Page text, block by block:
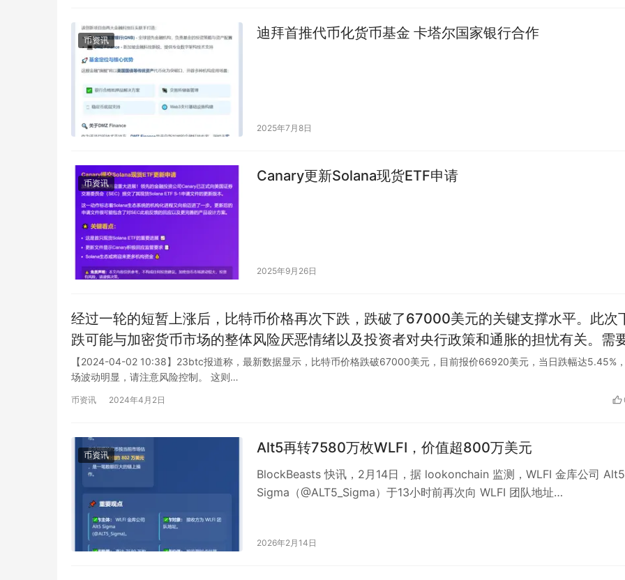
币资讯 迪拜首推代币化货币基金 卡塔尔国家银行合作
2025年7月8日
币资讯 Canary更新Solana现货ETF申请
2025年9月26日
经过一轮的短暂上涨后，比特币价格再次下跌，跌破了67000美元的关键支撑水平。此次
跌可能与加密货币市场的整体风险厌恶情绪以及投资者对央行政策和通胀的担忧有关。需
意的是，比特币作为高风险的投资资产，价格波动常常剧烈，投资者应保持理性和谨慎的
度。
【2024-04-02 10:38】23btc报道称，最新数据显示，比特币价格跌破67000美元，目前报价66920美元，当日跌幅达5.45%
场波动明显，请注意风险控制。 这则…
币资讯 2024年4月2日
币资讯 Alt5再转7580万枚WLFI，价值超800万美元
BlockBeasts 快讯，2月14日，据 lookonchain 监测，WLFI 金库公司 Alt5
Sigma（@ALT5_Sigma）于13小时前再次向 WLFI 团队地址…
2026年2月14日